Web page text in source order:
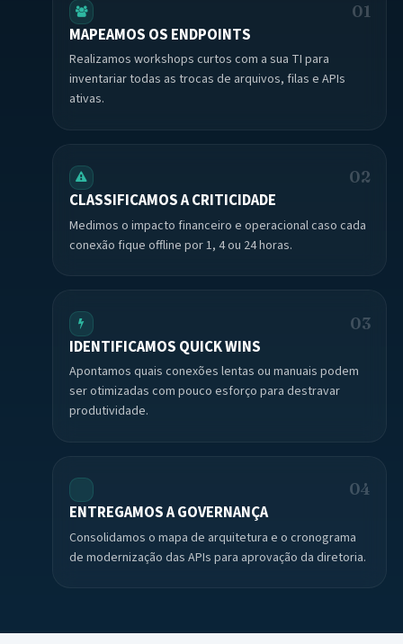
01
MAPEAMOS OS ENDPOINTS
Realizamos workshops curtos com a sua TI para
inventariar todas as trocas de arquivos, filas e APIs
ativas.
02
CLASSIFICAMOS A CRITICIDADE
Medimos o impacto financeiro e operacional caso cada
conexão fique offline por 1, 4 ou 24 horas.
03
IDENTIFICAMOS QUICK WINS
Apontamos quais conexões lentas ou manuais podem
ser otimizadas com pouco esforço para destravar
produtividade.
04
ENTREGAMOS A GOVERNANÇA
Consolidamos o mapa de arquitetura e o cronograma
de modernização das APIs para aprovação da diretoria.